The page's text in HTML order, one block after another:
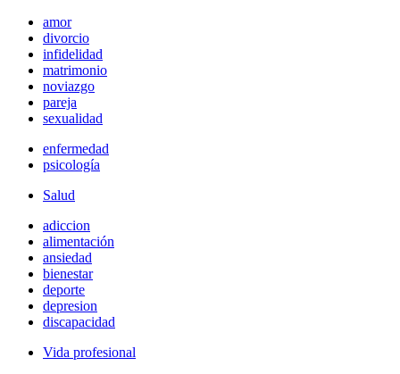
amor
divorcio
infidelidad
matrimonio
noviazgo
pareja
sexualidad
enfermedad
psicología
Salud
adiccion
alimentación
ansiedad
bienestar
deporte
depresion
discapacidad
Vida profesional